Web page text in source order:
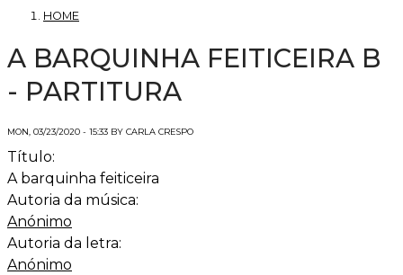
HOME
A BARQUINHA FEITICEIRA B
- PARTITURA
MON, 03/23/2020 - 15:33 BY CARLA CRESPO
Título:
A barquinha feiticeira
Autoria da música:
Anónimo
Autoria da letra:
Anónimo